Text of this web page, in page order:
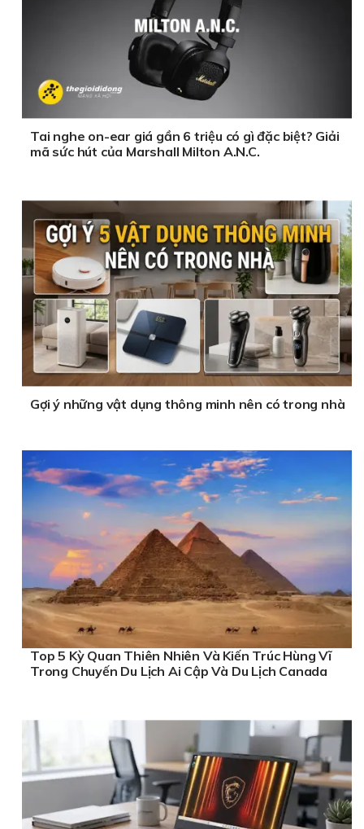
Tai nghe on-ear giá gần 6 triệu có gì đặc biệt? Giải
mã sức hút của Marshall Milton A.N.C.
Gợi ý những vật dụng thông minh nên có trong nhà
Top 5 Kỳ Quan Thiên Nhiên Và Kiến Trúc Hùng Vĩ
Trong Chuyến Du Lịch Ai Cập Và Du Lịch Canada